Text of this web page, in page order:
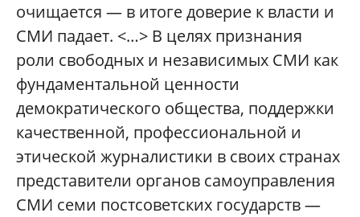
очищается — в итоге доверие к власти и
СМИ падает. <…> В целях признания
роли свободных и независимых СМИ как
фундаментальной ценности
демократического общества, поддержки
качественной, профессиональной и
этической журналистики в своих странах
представители органов самоуправления
СМИ семи постсоветских государств —